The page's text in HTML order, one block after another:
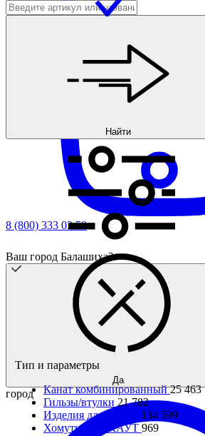
8 (800) 333 03 59
Ваш город Балашиха?
Да
город
Найти
Тип и параметры
Канат комбинированный25 463
Гильзы/втулки 21 782
Изделия для каната 134 599
Хомуты ВОРКАУТ 969